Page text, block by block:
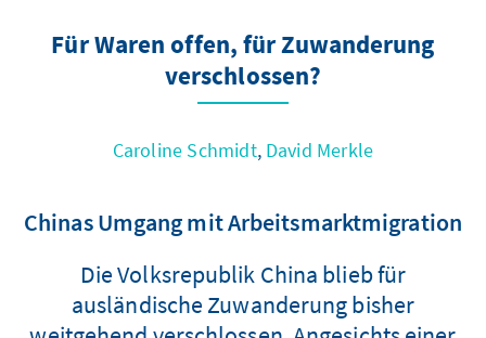
Für Waren offen, für Zuwanderung
verschlossen?
Caroline Schmidt, David Merkle
Chinas Umgang mit Arbeitsmarktmigration
Die Volksrepublik China blieb für
ausländische Zuwanderung bisher